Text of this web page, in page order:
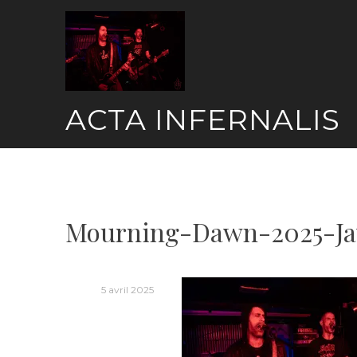
ACTA INFERNALIS
Mourning-Dawn-2025-
5 avril 2025